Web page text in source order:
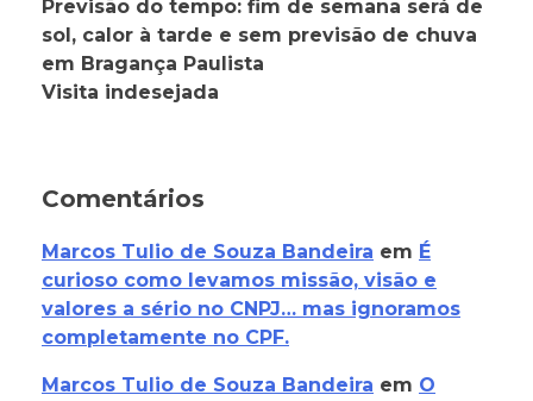
Previsão do tempo: fim de semana será de
sol, calor à tarde e sem previsão de chuva
em Bragança Paulista
Visita indesejada
Comentários
Marcos Tulio de Souza Bandeira em É
curioso como levamos missão, visão e
valores a sério no CNPJ… mas ignoramos
completamente no CPF.
Marcos Tulio de Souza Bandeira em O